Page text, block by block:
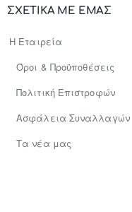
ΣΧΕΤΙΚΑ ΜΕ ΕΜΑΣ
Η Εταιρεία
Όροι & Προϋποθέσεις
Πολιτική Επιστροφών
Ασφάλεια Συναλλαγών
Tα νέα μας
σας..